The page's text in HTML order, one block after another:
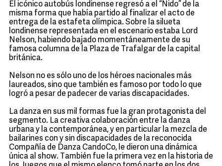
El icónico autobús londinense regresó a el “Nido” de la
misma forma que había partido al finalizar el acto de
entrega de la estafeta olímpica. Sobre la silueta
londinense representada en el escenario estaba Lord
Nelson, habiendo bajado momentáneamente de su
famosa columna de la Plaza de Trafalgar de la capital
británica.
Nelson no es sólo uno de los héroes nacionales más
laureados, sino que también es famoso por todo lo que
logró a pesar de padecer de varias discapacidades.
La danza en sus mil formas fue la gran protagonista del
segmento. La creativa colaboración entre la danza
urbana y la contemporánea, y en particular la mezcla de
bailarines con y sin discapacidades de la reconocida
Compañía de Danza CandoCo, le dieron una dinámica
única al show. También fue la primera vez en la historia de